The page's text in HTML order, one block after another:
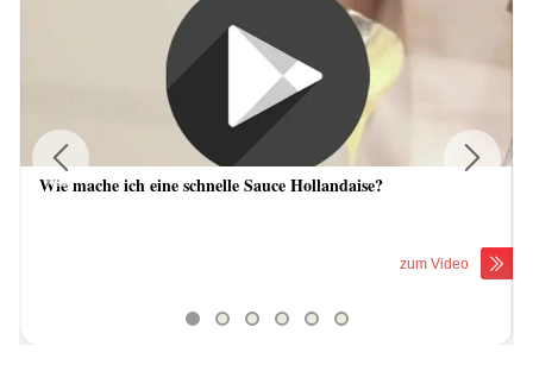
Wie mache ich eine schnelle Sauce Hollandaise?
zum Video
Previous